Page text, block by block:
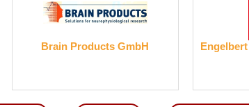
Engelbert Strauss GmbH & Co.